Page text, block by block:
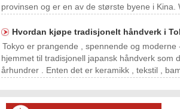
provinsen og er en av de største byene i Kina.
høyskoler og forskningsinstitusjoner. 2. Kolka
Hvordan kjøpe tradisjonelt håndverk i
Tokyo er prangende , spennende og moderne
hjemmet til tradisjonell japansk håndverk som
århundrer . Enten det er keramikk , tekstil ,